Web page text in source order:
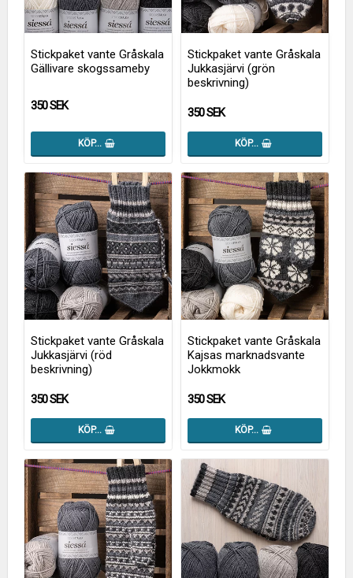
Stickpaket vante Gråskala
Gällivare skogssameby
350 SEK
KÖP…
Stickpaket vante Gråskala
Jukkasjärvi (grön
beskrivning)
350 SEK
KÖP…
Stickpaket vante Gråskala
Jukkasjärvi (röd
beskrivning)
350 SEK
KÖP…
Stickpaket vante Gråskala
Kajsas marknadsvante
Jokkmokk
350 SEK
KÖP…